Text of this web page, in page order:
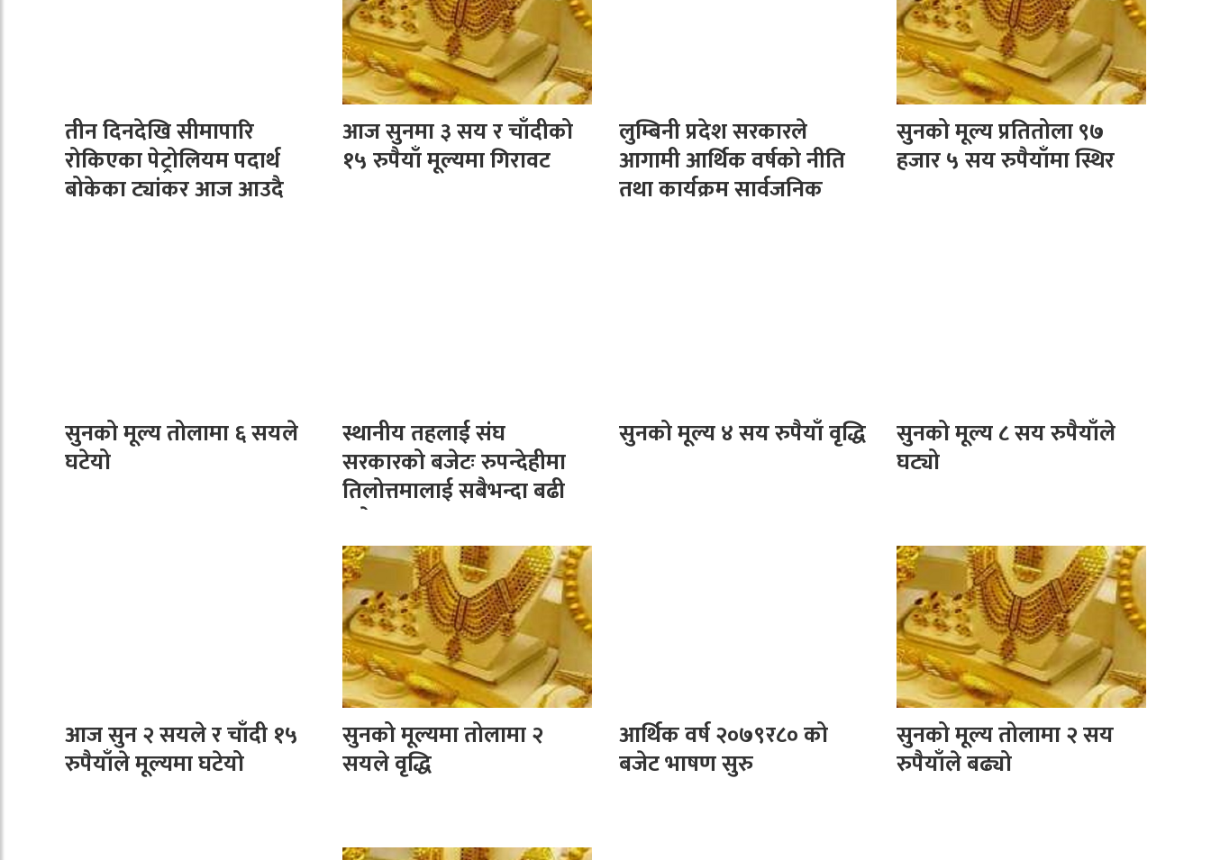
तीन दिनदेखि सीमापारि
रोकिएका पेट्रोलियम पदार्थ
बोकेका ट्यांकर आज आउदै
आज सुनमा ३ सय र चाँदीको
१५ रुपैयाँ मूल्यमा गिरावट
लुम्बिनी प्रदेश सरकारले
आगामी आर्थिक वर्षको नीति
तथा कार्यक्रम सार्वजनिक
सुनको मूल्य प्रतितोला ९७
हजार ५ सय रुपैयाँमा स्थिर
सुनको मूल्य तोलामा ६ सयले
घटेयो
स्थानीय तहलाई संघ
सरकारको बजेटः रुपन्देहीमा
तिलोत्तमालाई सबैभन्दा बढी
बजेट
सुनको मूल्य ४ सय रुपैयाँ वृद्धि सुनको मूल्य ८ सय रुपैयाँले
घट्यो
आज सुन २ सयले र चाँदी १५
रुपैयाँले मूल्यमा घटेयो
सुनको मूल्यमा तोलामा २
सयले वृद्धि
आर्थिक वर्ष २०७९र८० को
बजेट भाषण सुरु
सुनको मूल्य तोलामा २ सय
रुपैयाँले बढ्यो